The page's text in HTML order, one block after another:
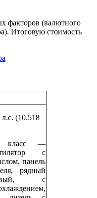
факторов (валютного
Итоговую стоимость
(10.518
класс —
с
панель
рядный
с